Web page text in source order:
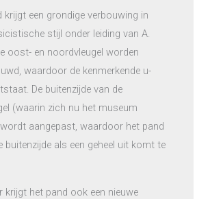
krijgt een grondige verbouwing in
stijl onder leiding van A.
oost- en noordvleugel worden
waardoor de kenmerkende u-
De buitenzijde van de
(waarin zich nu het museum
aangepast, waardoor het pand
buitenzijde als een geheel uit komt te
krijgt het pand ook een nieuwe